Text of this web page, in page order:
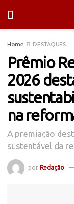
Home DESTAQUES
Prêmio
2026
na
A premiação
sustentável da
por Redação